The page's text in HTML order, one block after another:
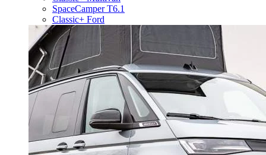
SpaceCamper T6.1
Classic+ Ford